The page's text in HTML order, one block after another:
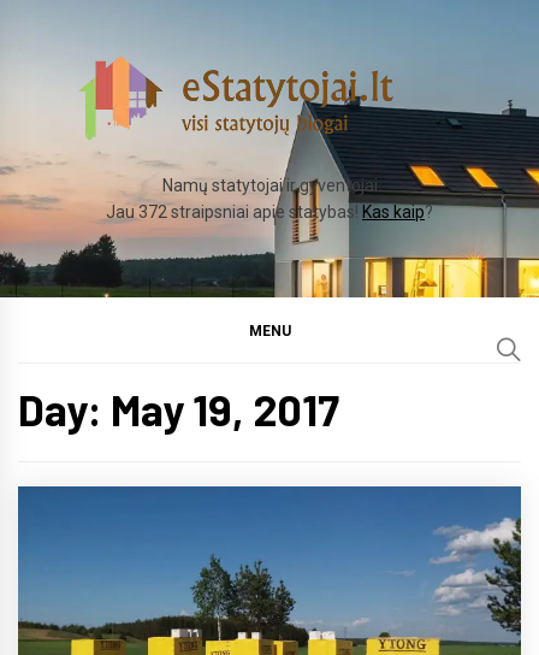
Namų statytojai ir gyventojai
Jau 372 straipsniai apie statybas! Kas kaip?
MENU
Day: May 19, 2017